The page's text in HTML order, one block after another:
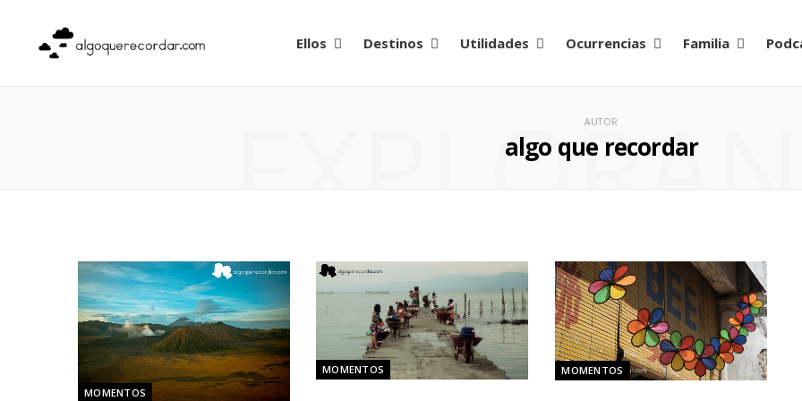
Ellos Destinos Utilidades Ocurrencias Familia
AUTOR
algo que recordar
MOMENTOS
MOMENTOS MOMENTOS